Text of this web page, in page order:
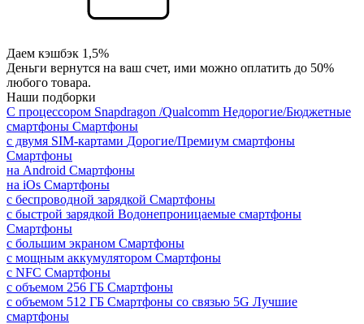
Даем кэшбэк 1,5%
Деньги вернутся на ваш счет, ими можно оплатить до 50%
любого товара.
Наши подборки
С процессором Snapdragon /Qualcomm Недорогие/Бюджетные
смартфоны Смартфоны
с двумя SIM-картами Дорогие/Премиум смартфоны
Смартфоны
на Android Смартфоны
на iOs Смартфоны
с беспроводной зарядкой Смартфоны
с быстрой зарядкой Водонепроницаемые смартфоны
Смартфоны
с большим экраном Смартфоны
с мощным аккумулятором Смартфоны
с NFC Смартфоны
с объемом 256 ГБ Смартфоны
с объемом 512 ГБ Смартфоны со связью 5G Лучшие
смартфоны